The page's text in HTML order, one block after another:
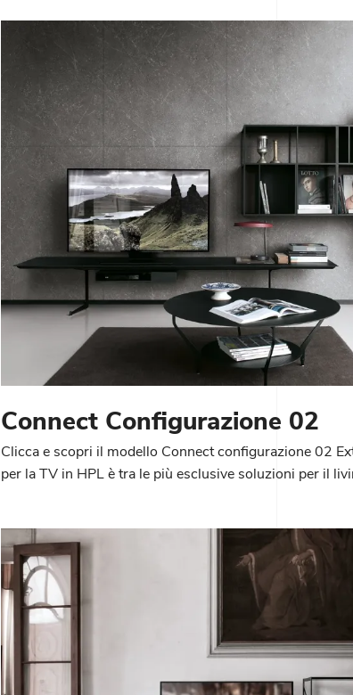
Connect Configurazione 02
Clicca e scopri il modello Connect configurazione 02
per la TV in HPL è tra le più esclusive soluzioni per il